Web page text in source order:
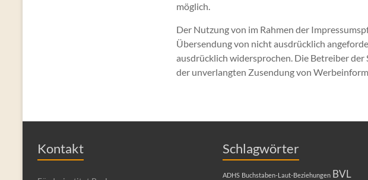
möglich.
Der Nutzung von im Rahmen der
Übersendung von nicht ausdrücklich
ausdrücklich widersprochen. Die Betreiber
der unverlangten Zusendung von
Kontakt Schlagwörter
ADHS Buchstaben-Laut-Beziehungen BVL